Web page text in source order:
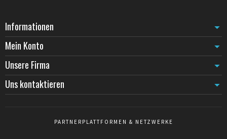
Informationen
Mein Konto
Unsere Firma
Uns kontaktieren
PARTNERPLATTFORMEN & NETZWERKE